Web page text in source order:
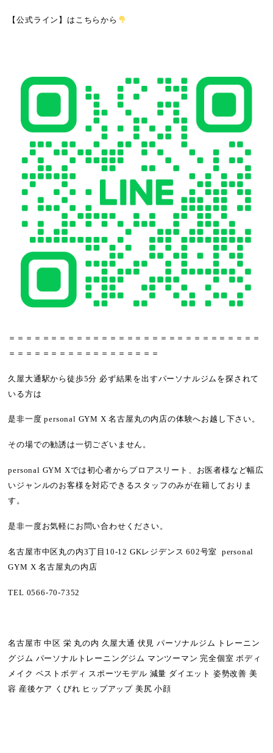
【公式ライン】 はこちらから
＝＝＝＝＝＝＝＝＝＝＝＝＝＝＝＝＝＝＝＝＝＝＝＝＝＝＝＝＝＝
＝＝＝＝＝＝＝＝＝＝＝＝＝＝＝＝＝＝
久屋大通駅から徒歩5分 必ず結果を出すパーソナルジムを探されて
いる方は
是非一度 personal GYM X 名古屋丸の内店の体験へお越し下さい。
その場での勧誘は一切ございません。
personal GYM Xでは初心者からプロアスリート 、 お医者様など幅広
いジャンルのお客様を対応できるスタッフのみが在籍しておりま
す。
是非一度お気軽にお問い合わせください。
名古屋市中区丸の内3丁目10-12 GKレジデンス 602号室 personal
GYM X 名古屋丸の内店
TEL 0566-70-7352
名古屋市 中区 栄 丸の内 久屋大通 伏見 パーソナルジム トレーニン
グジム パーソナルトレーニングジム マンツーマン 完全個室 ボディ
メイク ベストボディ スポーツモデル 減量 ダイエット 姿勢改善 美
容 産後ケア くびれ ヒップアップ 美尻 小顔